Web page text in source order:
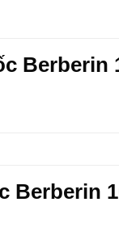
Berberin
Berberin